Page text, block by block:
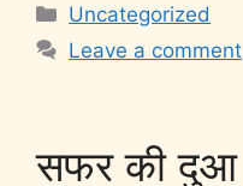
Uncategorized
Leave a comment
सफर की दुआ